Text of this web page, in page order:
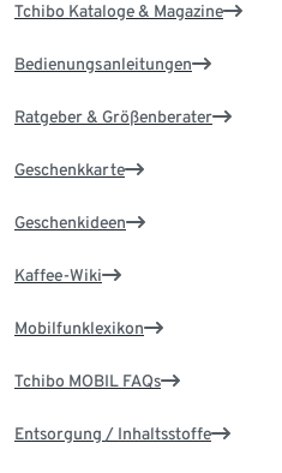
Tchibo Kataloge & Magazine
Bedienungsanleitungen
Ratgeber & Größenberater
Geschenkkarte
Geschenkideen
Kaffee-Wiki
Mobilfunklexikon
Tchibo MOBIL FAQs
Entsorgung / Inhaltsstoffe